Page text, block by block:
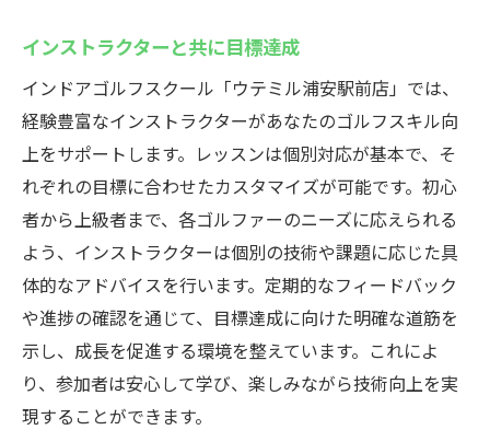
インストラクターと共に目標達成
インドアゴルフスクール「ウテミル浦安駅前店」では、
経験豊富なインストラクターがあなたのゴルフスキル向
上をサポートします。レッスンは個別対応が基本で、そ
れぞれの目標に合わせたカスタマイズが可能です。初心
者から上級者まで、各ゴルファーのニーズに応えられる
よう、インストラクターは個別の技術や課題に応じた具
体的なアドバイスを行います。定期的なフィードバック
や進捗の確認を通じて、目標達成に向けた明確な道筋を
示し、成長を促進する環境を整えています。これによ
り、参加者は安心して学び、楽しみながら技術向上を実
現することができます。